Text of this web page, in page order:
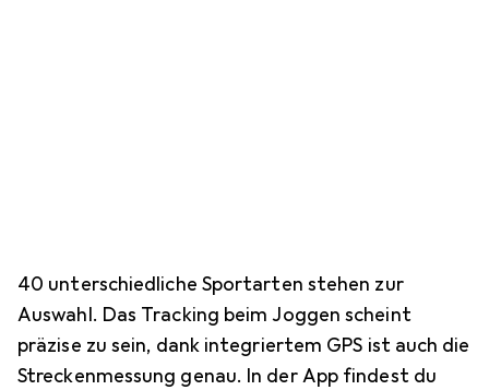
40 unterschiedliche Sportarten stehen zur
Auswahl. Das Tracking beim Joggen scheint
präzise zu sein, dank integriertem GPS ist auch die
Streckenmessung genau. In der App findest du